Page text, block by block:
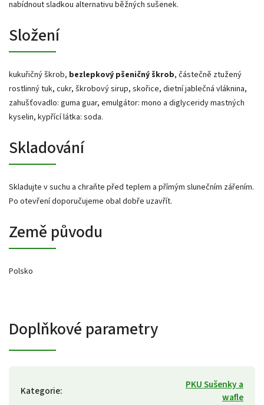
nabídnout sladkou alternativu běžných sušenek.
Složení
kukuřičný škrob, bezlepkový pšeničný škrob, částečně ztužený
rostlinný tuk, cukr, škrobový sirup, skořice, dietní jablečná vláknina,
zahušťovadlo: guma guar, emulgátor: mono a diglyceridy mastných
kyselin, kypřící látka: soda.
Skladování
Skladujte v suchu a chraňte před teplem a přímým slunečním zářením.
Po otevření doporučujeme obal dobře uzavřít.
Země původu
Polsko
Doplňkové parametry
Kategorie:
PKU Sušenky a
wafle